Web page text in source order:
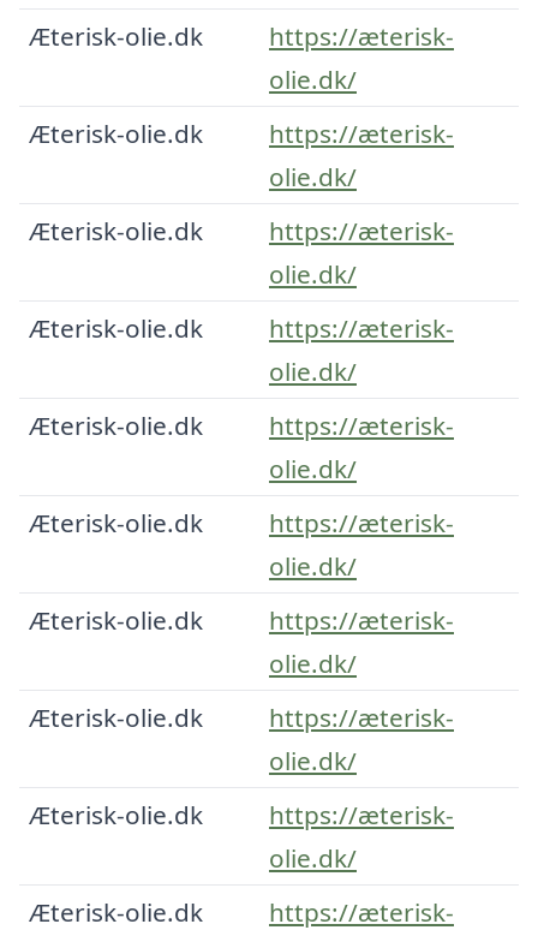
Æterisk-olie.dk
https://æterisk-
olie.dk/
Æterisk-olie.dk
https://æterisk-
olie.dk/
Æterisk-olie.dk
https://æterisk-
olie.dk/
Æterisk-olie.dk
https://æterisk-
olie.dk/
Æterisk-olie.dk
https://æterisk-
olie.dk/
Æterisk-olie.dk
https://æterisk-
olie.dk/
Æterisk-olie.dk
https://æterisk-
olie.dk/
Æterisk-olie.dk
https://æterisk-
olie.dk/
Æterisk-olie.dk
https://æterisk-
olie.dk/
Æterisk-olie.dk
https://æterisk-